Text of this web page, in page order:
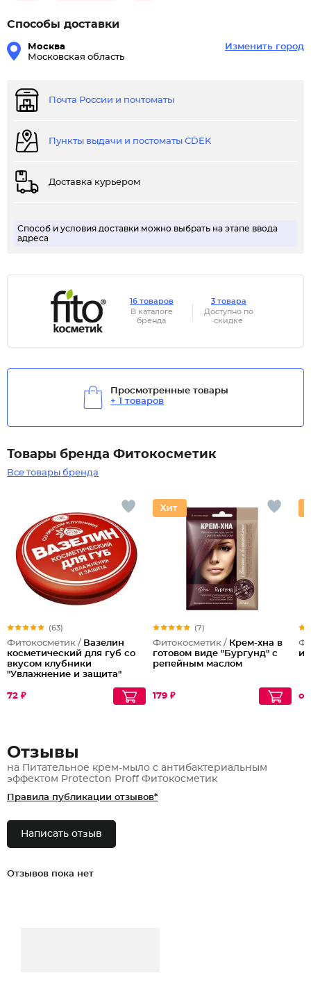
Способы доставки
Москва
Московская область
Изменить город
Почта России и почтоматы
Пункты выдачи и постоматы CDEK
Доставка курьером
Способ и условия доставки можно выбрать на этапе ввода
адреса
16 товаров
В каталоге
бренда
3 товара
Доступно по
скидке
Просмотренные товары
+ 1 товаров
Товары бренда Фитокосметик
Все товары бренда
(63)
Фитокосметик / Вазелин
косметический для губ со
вкусом клубники
"Увлажнение и защита"
72 ₽
(7)
Фитокосметик / Крем-хна в
готовом виде "Бургунд" с
репейным маслом
179 ₽ от
Отзывы
на Питательное крем-мыло с антибактериальным
эффектом Protecton Proff Фитокосметик
Правила публикации отзывов*
Написать отзыв
Отзывов пока нет